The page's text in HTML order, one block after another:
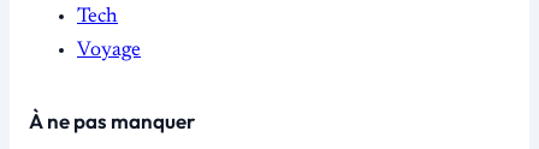
Tech
Voyage
À ne pas manquer